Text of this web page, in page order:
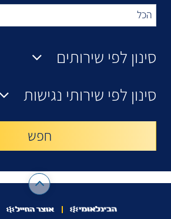
סינון לפי שירותים
סינון לפי שירותי נגישות